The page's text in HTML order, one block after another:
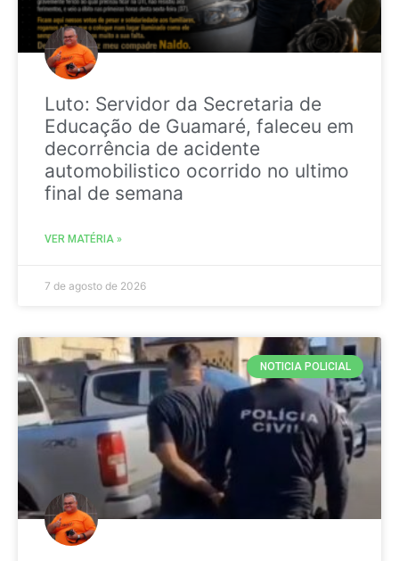
Luto: Servidor da Secretaria de
Educação de Guamaré, faleceu em
decorrência de acidente
automobilistico ocorrido no ultimo
final de semana
VER MATÉRIA »
7 de agosto de 2026
NOTICIA POLICIAL